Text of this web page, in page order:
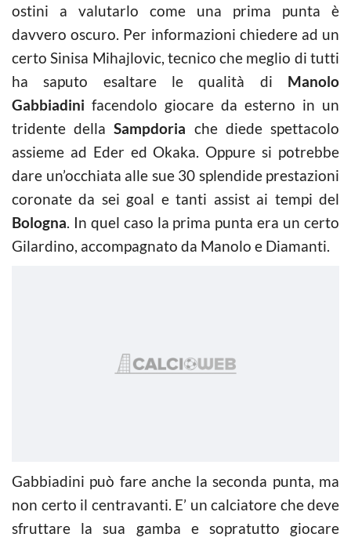
ostini a valutarlo come una prima punta è
davvero oscuro. Per informazioni chiedere ad un
certo Sinisa Mihajlovic, tecnico che meglio di tutti
ha saputo esaltare le qualità di Manolo
Gabbiadini facendolo giocare da esterno in un
tridente dellaSampdoria che diede spettacolo
assieme ad Eder ed Okaka. Oppure si potrebbe
dare un’occhiata alle sue 30 splendide prestazioni
coronate da sei goal e tanti assist ai tempi del
Bologna. In quel caso la prima punta era un certo
Gilardino, accompagnato da Manolo e Diamanti.
Gabbiadini può fare anche la seconda punta, ma
non certo il centravanti. E’ un calciatore che deve
sfruttare la sua gamba e sopratutto giocare